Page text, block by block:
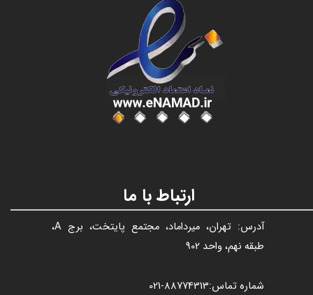
عنوان با فونت تیتر
آدرس: تهران، میرداماد، مجتمع پایتخت، برج A،
طبقه نهم، واحد 902
شماره تماس:88774313​​​​​​​
-021​​​​​​​
ارتباط با ما